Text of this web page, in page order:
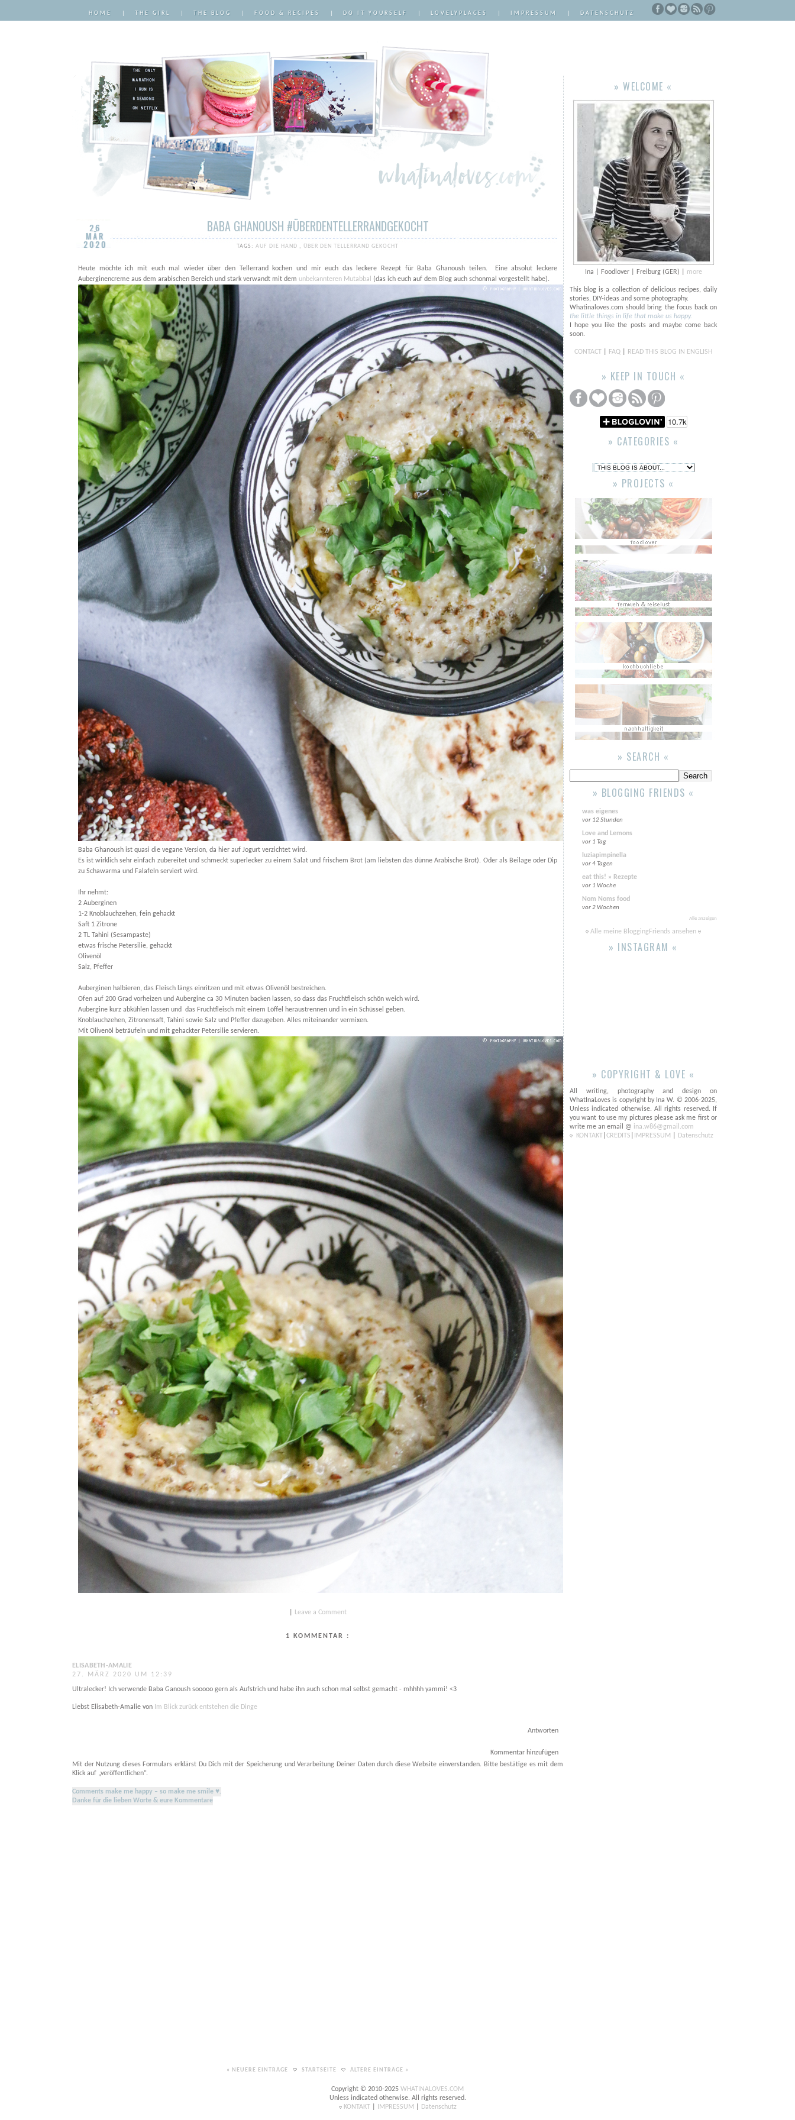
HOME THE GIRL THE BLOG FOOD & RECIPES DO IT YOURSELF LOVELYPLACES IMPRESSUM DATENSCHUTZ
BABA GHANOUSH #ÜBERDENTELLERRANDGEKOCHT
26
MÄR
2020 TAGS: AUF DIE HAND , ÜBER DEN TELLERRAND GEKOCHT
Heute möchte ich mit euch mal wieder über den Tellerrand kochen und mir euch das leckere Rezept für Baba Ghanoush teilen. Eine absolut leckere
Auberginencreme aus dem arabischen Bereich und stark verwandt mit dem unbekannteren Mutabbal (das ich euch auf dem Blog auch schonmal vorgestellt habe).
Baba Ghanoush ist quasi die vegane Version, da hier auf Jogurt verzichtet wird.
Es ist wirklich sehr einfach zubereitet und schmeckt superlecker zu einem Salat und frischem Brot (am liebsten das dünne Arabische Brot). Oder als Beilage oder Dip
zu Schawarma und Falafeln serviert wird.
Ihr nehmt:
2 Auberginen
1-2 Knoblauchzehen, fein gehackt
Saft 1 Zitrone
2 TL Tahini (Sesampaste)
etwas frische Petersilie, gehackt
Olivenöl
Salz, Pfeffer
Auberginen halbieren, das Fleisch längs einritzen und mit etwas Olivenöl bestreichen.
Ofen auf 200 Grad vorheizen und Aubergine ca 30 Minuten backen lassen, so dass das Fruchtfleisch schön weich wird.
Aubergine kurz abkühlen lassen und das Fruchtfleisch mit einem Löffel heraustrennen und in ein Schüssel geben.
Knoblauchzehen, Zitronensaft, Tahini sowie Salz und Pfeffer dazugeben. Alles miteinander vermixen.
Mit Olivenöl beträufeln und mit gehackter Petersilie servieren.
Leave a Comment
1 KOMMENTAR :
ELISABETH-AMALIE
27. MÄRZ 2020 UM 12:39
Ultralecker! Ich verwende Baba Ganoush sooooo gern als Aufstrich und habe ihn auch schon mal selbst gemacht - mhhhh yammi! <3
Liebst Elisabeth-Amalie von Im Blick zurück entstehen die Dinge
Antworten
Kommentar hinzufügen
Mit der Nutzung dieses Formulars erklärst Du Dich mit der Speicherung und Verarbeitung Deiner Daten durch diese Website einverstanden. Bitte bestätige es mit dem
Klick auf „veröffentlichen“.
Comments make me happy – so make me smile ♥.
Danke für die lieben Worte & eure Kommentare
« NEUERE EINTRÄGE STARTSEITE ÄLTERE EINTRÄGE »
» WELCOME «
Ina | Foodlover | Freiburg (GER) | more
This blog is a collection of delicious recipes, daily
stories, DIY-ideas and some photography.
Whatinaloves.com should bring the focus back on
the little things in life that make us happy.
I hope you like the posts and maybe come back
soon.
CONTACT FAQ READ THIS BLOG IN ENGLISH
» KEEP IN TOUCH «
» CATEGORIES «
» PROJECTS «
» SEARCH «
» BLOGGING FRIENDS «
was eigenes
vor 12 Stunden
Love and Lemons
vor 1 Tag
luziapimpinella
vor 4 Tagen
eat this! » Rezepte
vor 1 Woche
Nom Noms food
vor 2 Wochen
Alle anzeigen
Alle meine BloggingFriends ansehen
» INSTAGRAM «
» COPYRIGHT & LOVE «
All writing, photography and design on
WhatInaLoves is copyright by Ina W. © 2006-2025,
Unless indicated otherwise. All rights reserved. If
you want to use my pictures please ask me first or
write me an email @ ina.w86@gmail.com
KONTAKT CREDITS IMPRESSUM Datenschutz
Copyright © 2010-2025 WHATINALOVES.COM
Unless indicated otherwise. All rights reserved.
KONTAKT| IMPRESSUM Datenschutz